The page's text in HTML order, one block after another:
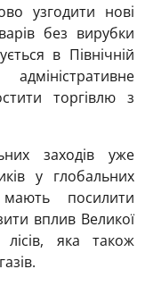
узгодити нові
без вирубки
в Північній
торгівлю з
заходів уже
у глобальних
посилити
вплив Великої
яка також